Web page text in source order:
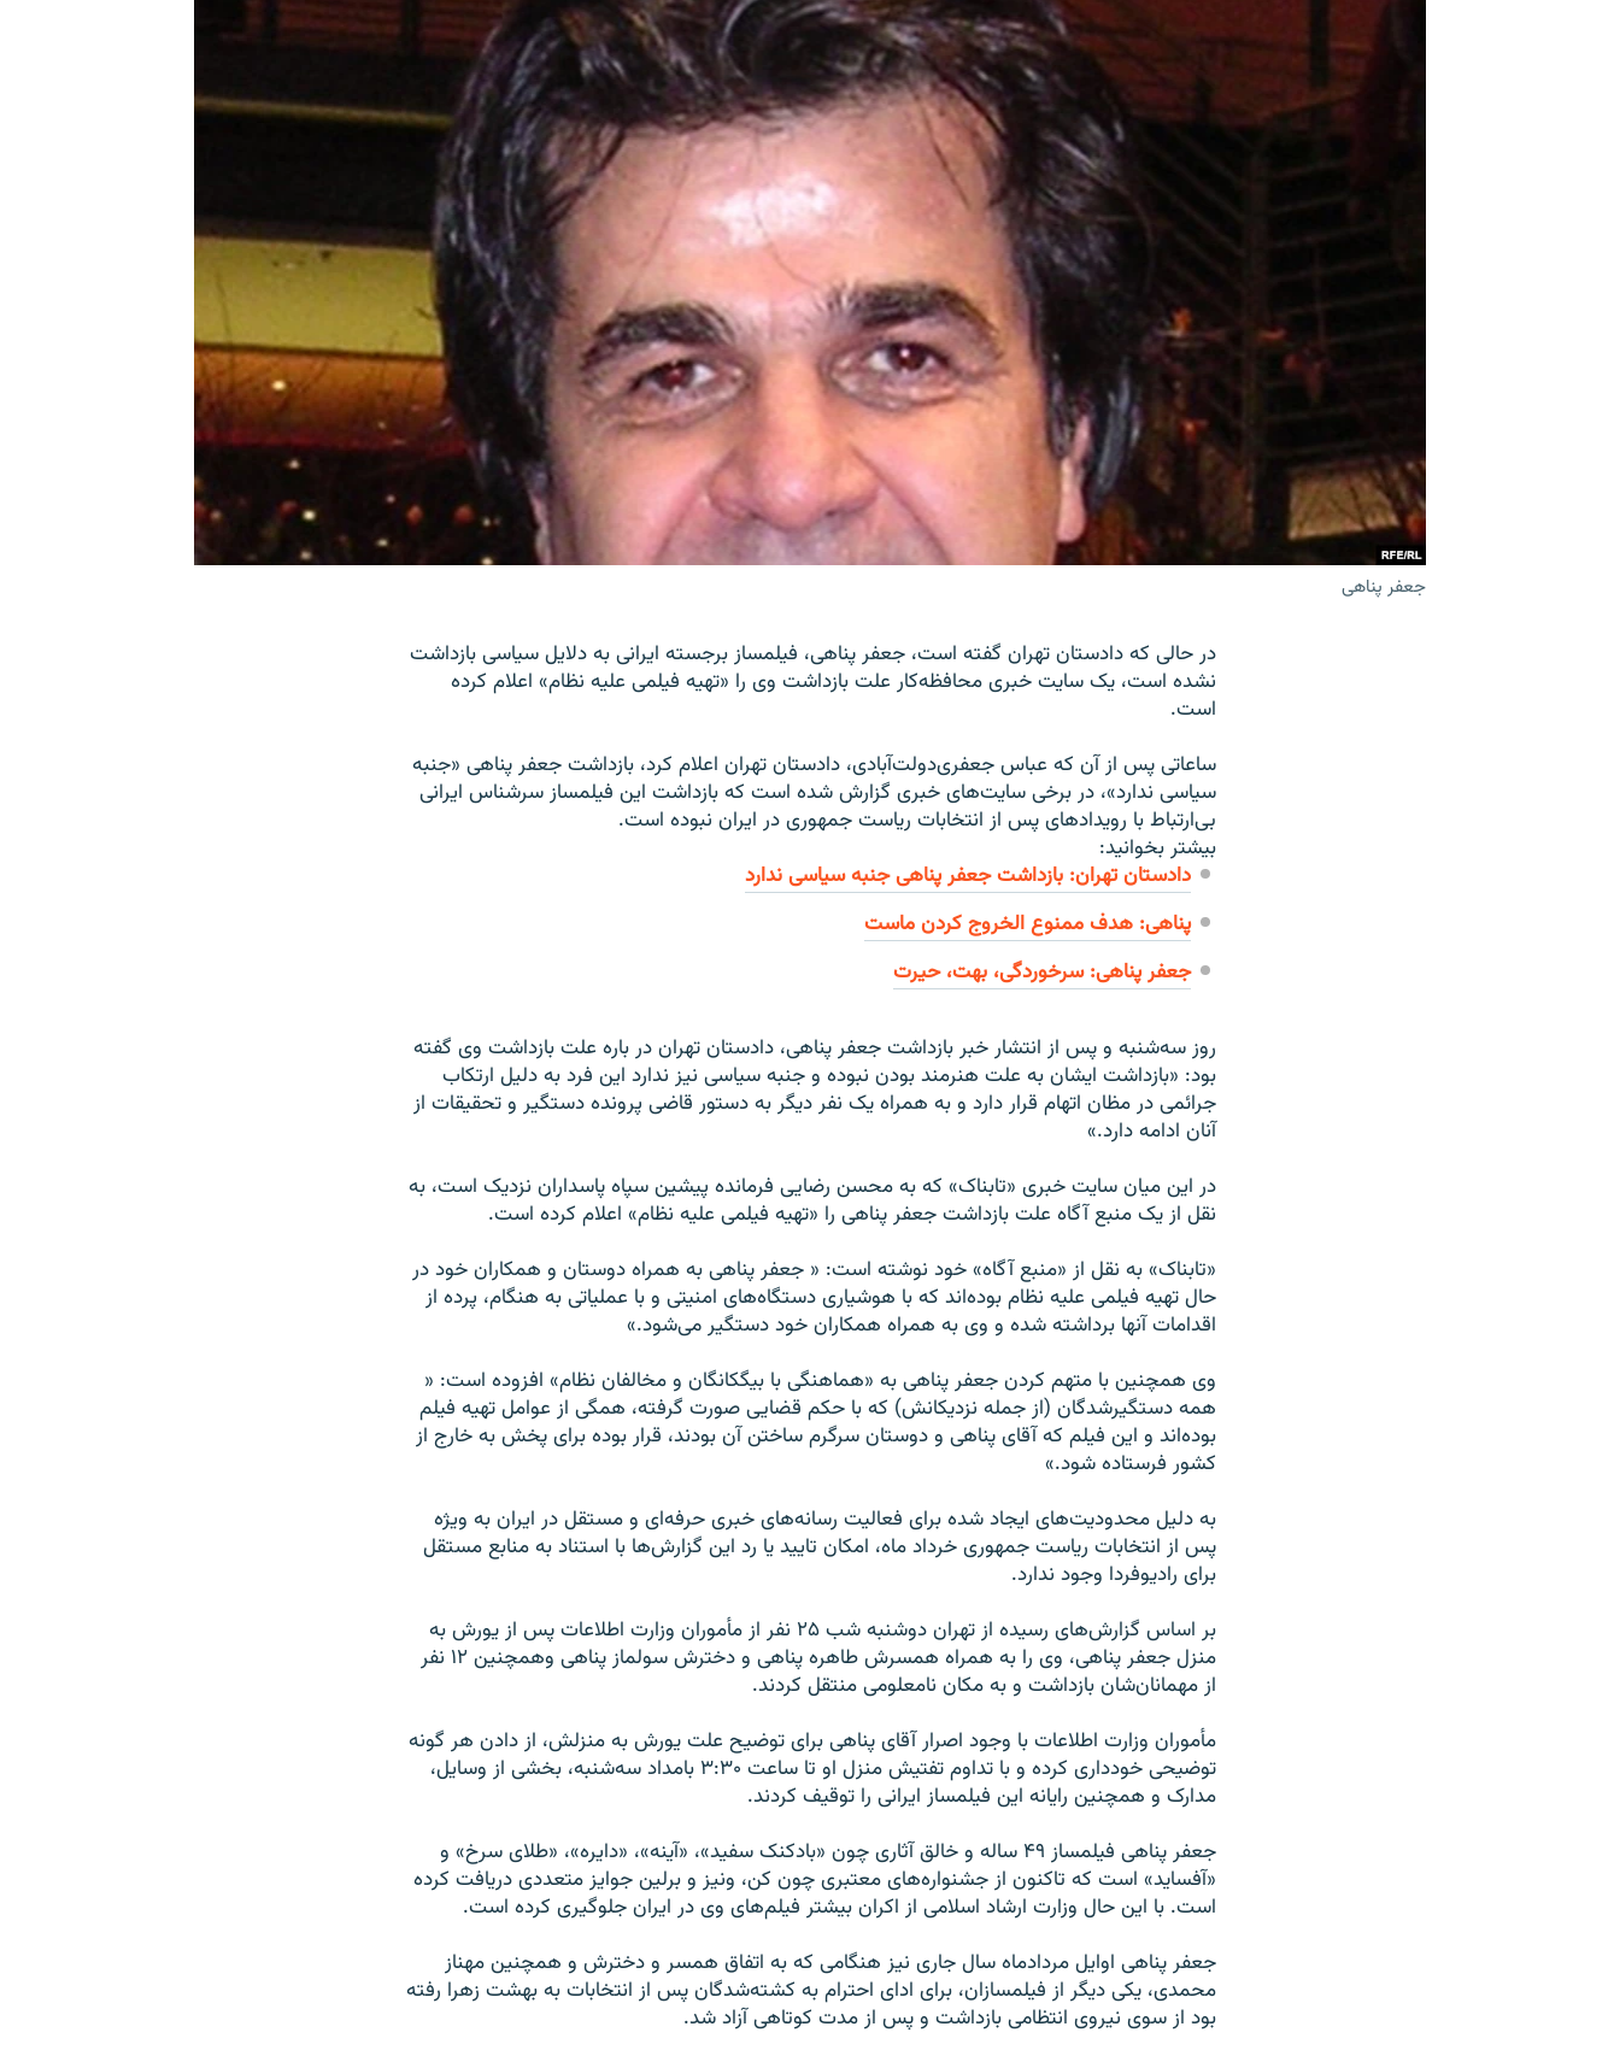
جعفر پناهی
در حالی که دادستان تهران گفته است، جعفر پناهی، فیلمساز برجسته ایرانی به دلایل سیاسی بازداشت
نشده است، یک سایت خبری محافظه‌کار علت بازداشت وی را «تهیه فیلمی علیه نظام» اعلام کرده
است.
ساعاتی پس از آن که عباس‌ جعفری‌دولت‌آبادی، دادستان تهران اعلام کرد، بازداشت جعفر پناهی «جنبه
سیاسی ندارد»، در برخی سایت‌های خبری گزارش شده است که بازداشت این فیلمساز سرشناس ایرانی
بی‌ارتباط با رویدادهای پس از انتخابات ریاست جمهوری در ایران نبوده است.
بیشتر بخوانید:
دادستان تهران: بازداشت جعفر پناهی جنبه سیاسی ندارد
پناهی: هدف ممنوع الخروج کردن ماست
جعفر پناهی: سرخوردگی، بهت، حیرت
روز سه‌شنبه و پس از انتشار خبر بازداشت جعفر پناهی، دادستان تهران در باره علت بازداشت وی گفته
بود: «بازداشت ایشان به علت هنرمند بودن نبوده و جنبه سیاسی نیز ندارد این فرد به دلیل ارتکاب
جرائمی در مظان اتهام قرار دارد و به همراه یک نفر دیگر به دستور قاضی پرونده دستگیر و تحقیقات از
آنان ادامه دارد.»
در این میان سایت خبری «تابناک» که به محسن رضایی فرمانده پیشین سپاه پاسداران نزدیک است، به
نقل از یک منبع آگاه علت بازداشت جعفر پناهی را «تهیه فیلمی علیه نظام» اعلام کرده است.
«تابناک» به نقل از «منبع آگاه» خود نوشته است: « جعفر پناهی به همراه دوستان و همکاران خود در
حال تهیه فیلمی علیه نظام بوده‌اند که با هوشیاری دستگاه‌های امنیتی و با عملیاتی به هنگام، پرده از
اقدامات آنها برداشته شده و وی به همراه همکاران خود دستگیر می‌شود.»
وی همچنین با متهم کردن جعفر پناهی به «هماهنگی با بیگکانگان و مخالفان نظام» افزوده است: «
همه دستگیرشدگان (از جمله نزدیکانش) که با حکم قضایی صورت گرفته، همگی از عوامل تهیه فیلم
بوده‌اند و این فیلم که آقای پناهی و دوستان سرگرم ساختن آن بودند، قرار بوده برای پخش به خارج از
کشور فرستاده شود.»
به دلیل محدودیت‌های ایجاد شده برای فعالیت‌ رسانه‌های خبری حرفه‌ای و مستقل در ایران به ویژه
پس از انتخابات ریاست جمهوری خرداد ماه، امکان تایید یا رد این گزارش‌ها با استناد به منابع مستقل
برای رادیوفردا وجود ندارد.
بر اساس گزارش‌های رسیده از تهران دوشنبه شب ۲۵ نفر از مأموران وزارت اطلاعات پس از یورش به
منزل جعفر پناهی، وی را به همراه همسرش طاهره پناهی و دخترش سولماز پناهی وهمچنین ۱۲ نفر
از مهمانان‌شان بازداشت و به مکان نامعلومی منتقل کردند.
مأموران وزارت اطلاعات با وجود اصرار آقای پناهی برای توضیح علت یورش به منزلش، از دادن هر گونه
توضیحی خودداری کرده‌ و با تداوم تفتیش منزل او تا ساعت ۳:۳۰ بامداد سه‌شنبه، بخشی از وسایل،
مدارک و همچنین رایانه این فیلمساز ایرانی را توقیف کردند.
جعفر پناهی فیلمساز ۴۹ ساله و خالق آثاری چون «بادکنک سفید»، «آینه»، «دایره»، «طلای سرخ» و
«آفساید» است که تاکنون از جشنواره‌های معتبری چون کن، ونیز و برلین جوایز متعددی دریافت کرده
است. با این حال وزارت ارشاد اسلامی از اکران بیشتر فیلم‌های وی در ایران جلوگیری کرده است.
جعفر پناهی اوایل مردادماه سال جاری نیز هنگامی که به اتفاق همسر و دخترش و همچنین مهناز
محمدی، یکی دیگر از فیلمسازان، برای ادای احترام به کشته‌شدگان پس از انتخابات به بهشت زهرا رفته
بود از سوی نیروی انتظامی بازداشت و پس از مدت کوتاهی آزاد شد.